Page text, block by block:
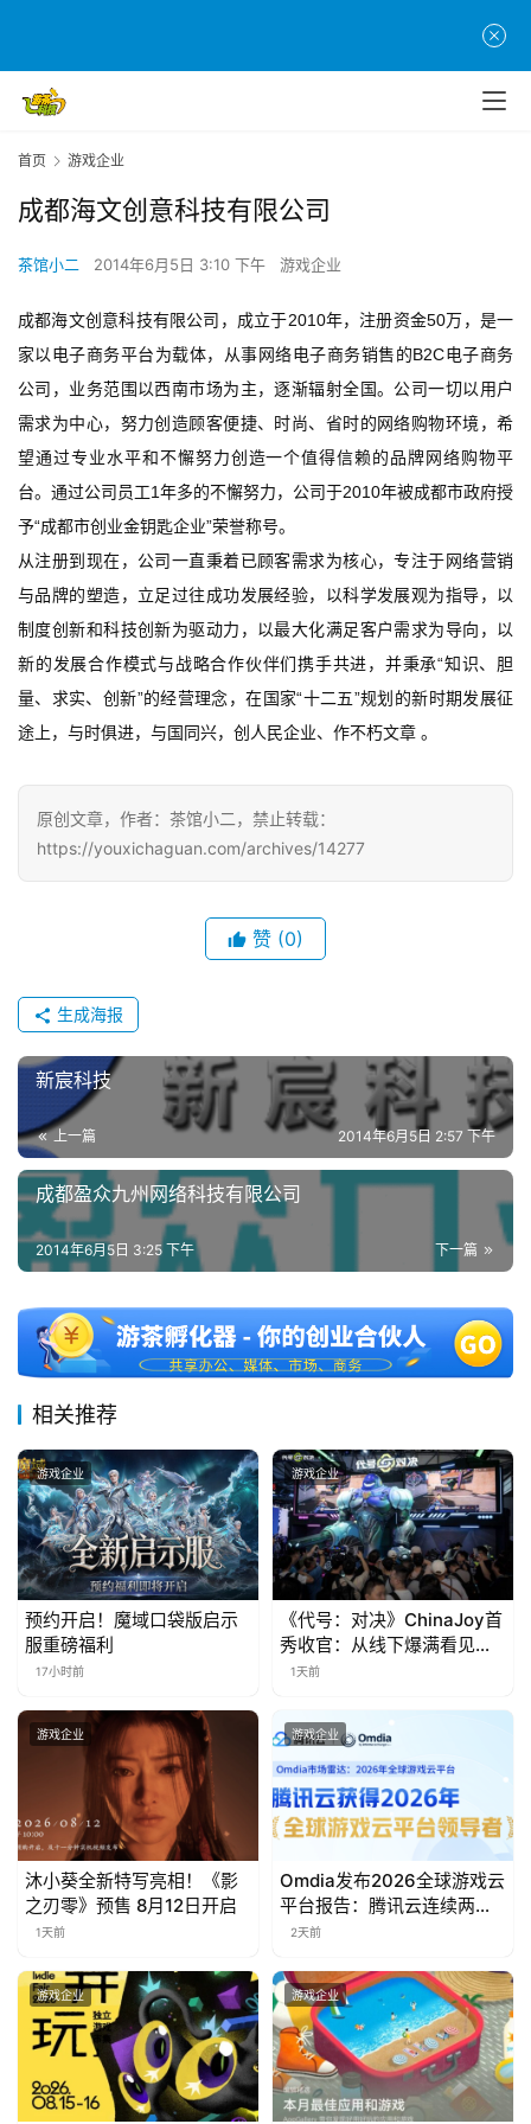
页
游
原
创
游
戏
业
机
游
戏
单
游
戏
休
2
0
第
十
三
届
金
奖
7
月
3
0
日
游
茶
对
上
海
站
中
文
中
首页 游戏企业
成都海文创意科技有限公司
茶馆小二 2014年6月5日 3:10 下午 游戏企业
成都海文创意科技有限公司，成立于2010年，注册资金50万，是一
家以电子商务平台为载体，从事网络电子商务销售的B2C电子商务
公司，业务范围以西南市场为主，逐渐辐射全国。公司一切以用户
需求为中心，努力创造顾客便捷、时尚、省时的网络购物环境，希
望通过专业水平和不懈努力创造一个值得信赖的品牌网络购物平
台。通过公司员工1年多的不懈努力，公司于2010年被成都市政府授
予“成都市创业金钥匙企业”荣誉称号。
从注册到现在，公司一直秉着已顾客需求为核心，专注于网络营销
与品牌的塑造，立足过往成功发展经验，以科学发展观为指导，以
制度创新和科技创新为驱动力，以最大化满足客户需求为导向，以
新的发展合作模式与战略合作伙伴们携手共进，并秉承“知识、胆
量、求实、创新”的经营理念，在国家“十二五”规划的新时期发展征
途上，与时俱进，与国同兴，创人民企业、作不朽文章 。
原创文章，作者：茶馆小二，禁止转载：
https://youxichaguan.com/archives/14277
赞 (0)
生成海报
新宸科技
上一篇 2014年6月5日 2:57 下午
成都盈众九州网络科技有限公司
下一篇
2014年6月5日 3:25 下午
相关推荐
游戏企业
预约开启！魔域口袋版启示
服重磅福利
17小时前
游戏企业
《代号：对决》ChinaJoy首
秀收官：从线下爆满看见玩
家的真实期待
1天前
游戏企业
沐小葵全新特写亮相！《影
之刃零》预售 8月12日开启
1天前
游戏企业
Omdia发布2026全球游戏云
平台报告：腾讯云连续两年
入选“领导者”象限
2天前
游戏企业 游戏企业